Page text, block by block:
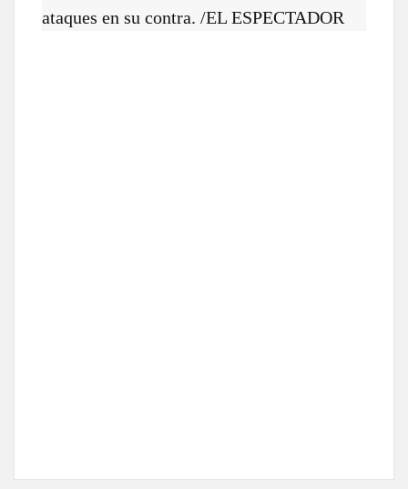
ataques en su contra. /EL ESPECTADOR